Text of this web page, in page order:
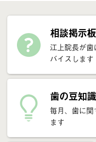
相談掲示板
江上院長が
バイスします
歯の豆知識
毎月、歯に関
ます